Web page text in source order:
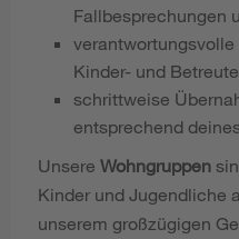
Fallbesprechungen
Kinder- und
schrittweise
entsprechend
Unsere Wohngruppen
Kinder und Jugendliche
unserem großzügigen